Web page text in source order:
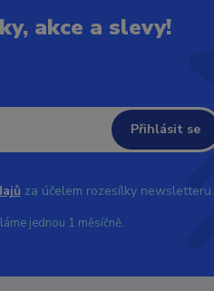
akce a slevy!
Přihlásit se
za účelem rozesílky newsletteru.
jednou 1 měsíčně.